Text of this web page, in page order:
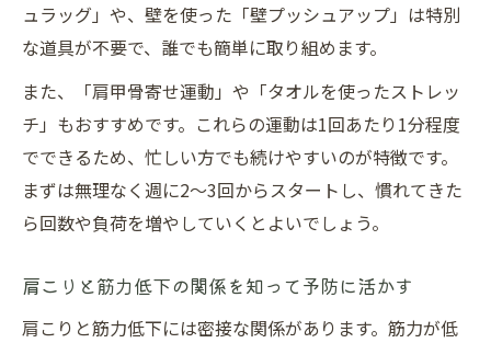
ュラッグ」や、壁を使った「壁プッシュアップ」は特別
な道具が不要で、誰でも簡単に取り組めます。
また、「肩甲骨寄せ運動」や「タオルを使ったストレッ
チ」もおすすめです。これらの運動は1回あたり1分程度
でできるため、忙しい方でも続けやすいのが特徴です。
まずは無理なく週に2〜3回からスタートし、慣れてきた
ら回数や負荷を増やしていくとよいでしょう。
肩こりと筋力低下の関係を知って予防に活かす
肩こりと筋力低下には密接な関係があります。筋力が低